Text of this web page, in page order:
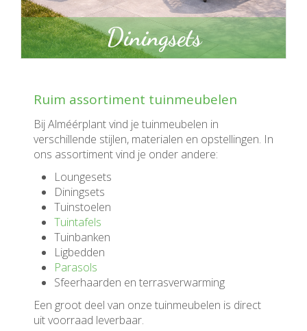
Diningsets
Ruim assortiment tuinmeubelen
Bij Alméérplant vind je tuinmeubelen in
verschillende stijlen, materialen en opstellingen. In
ons assortiment vind je onder andere:
Loungesets
Diningsets
Tuinstoelen
Tuintafels
Tuinbanken
Ligbedden
Parasols
Sfeerhaarden en terrasverwarming
Een groot deel van onze tuinmeubelen is direct
uit voorraad leverbaar.